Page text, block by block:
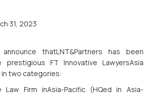
31, 2023
thatLNT&Partners has been
FT Innovative LawyersAsia
in two categories:
Law Firm inAsia-Pacific (HQed in Asia-